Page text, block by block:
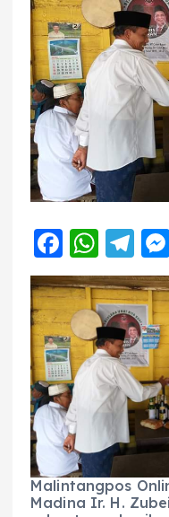
F
a
c
e
b
o
o
k
W
h
a
ts
A
p
p
T
el
e
g
r
a
m
Malintangpos
Madina Ir. H.